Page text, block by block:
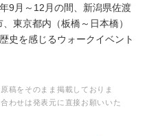
9月～12月の間、新潟県佐渡
東京都内（板橋～日本橋）
史を感じるウォークイベント
稿をそのまま掲載しておりま
わせは発表元に直接お願いいた